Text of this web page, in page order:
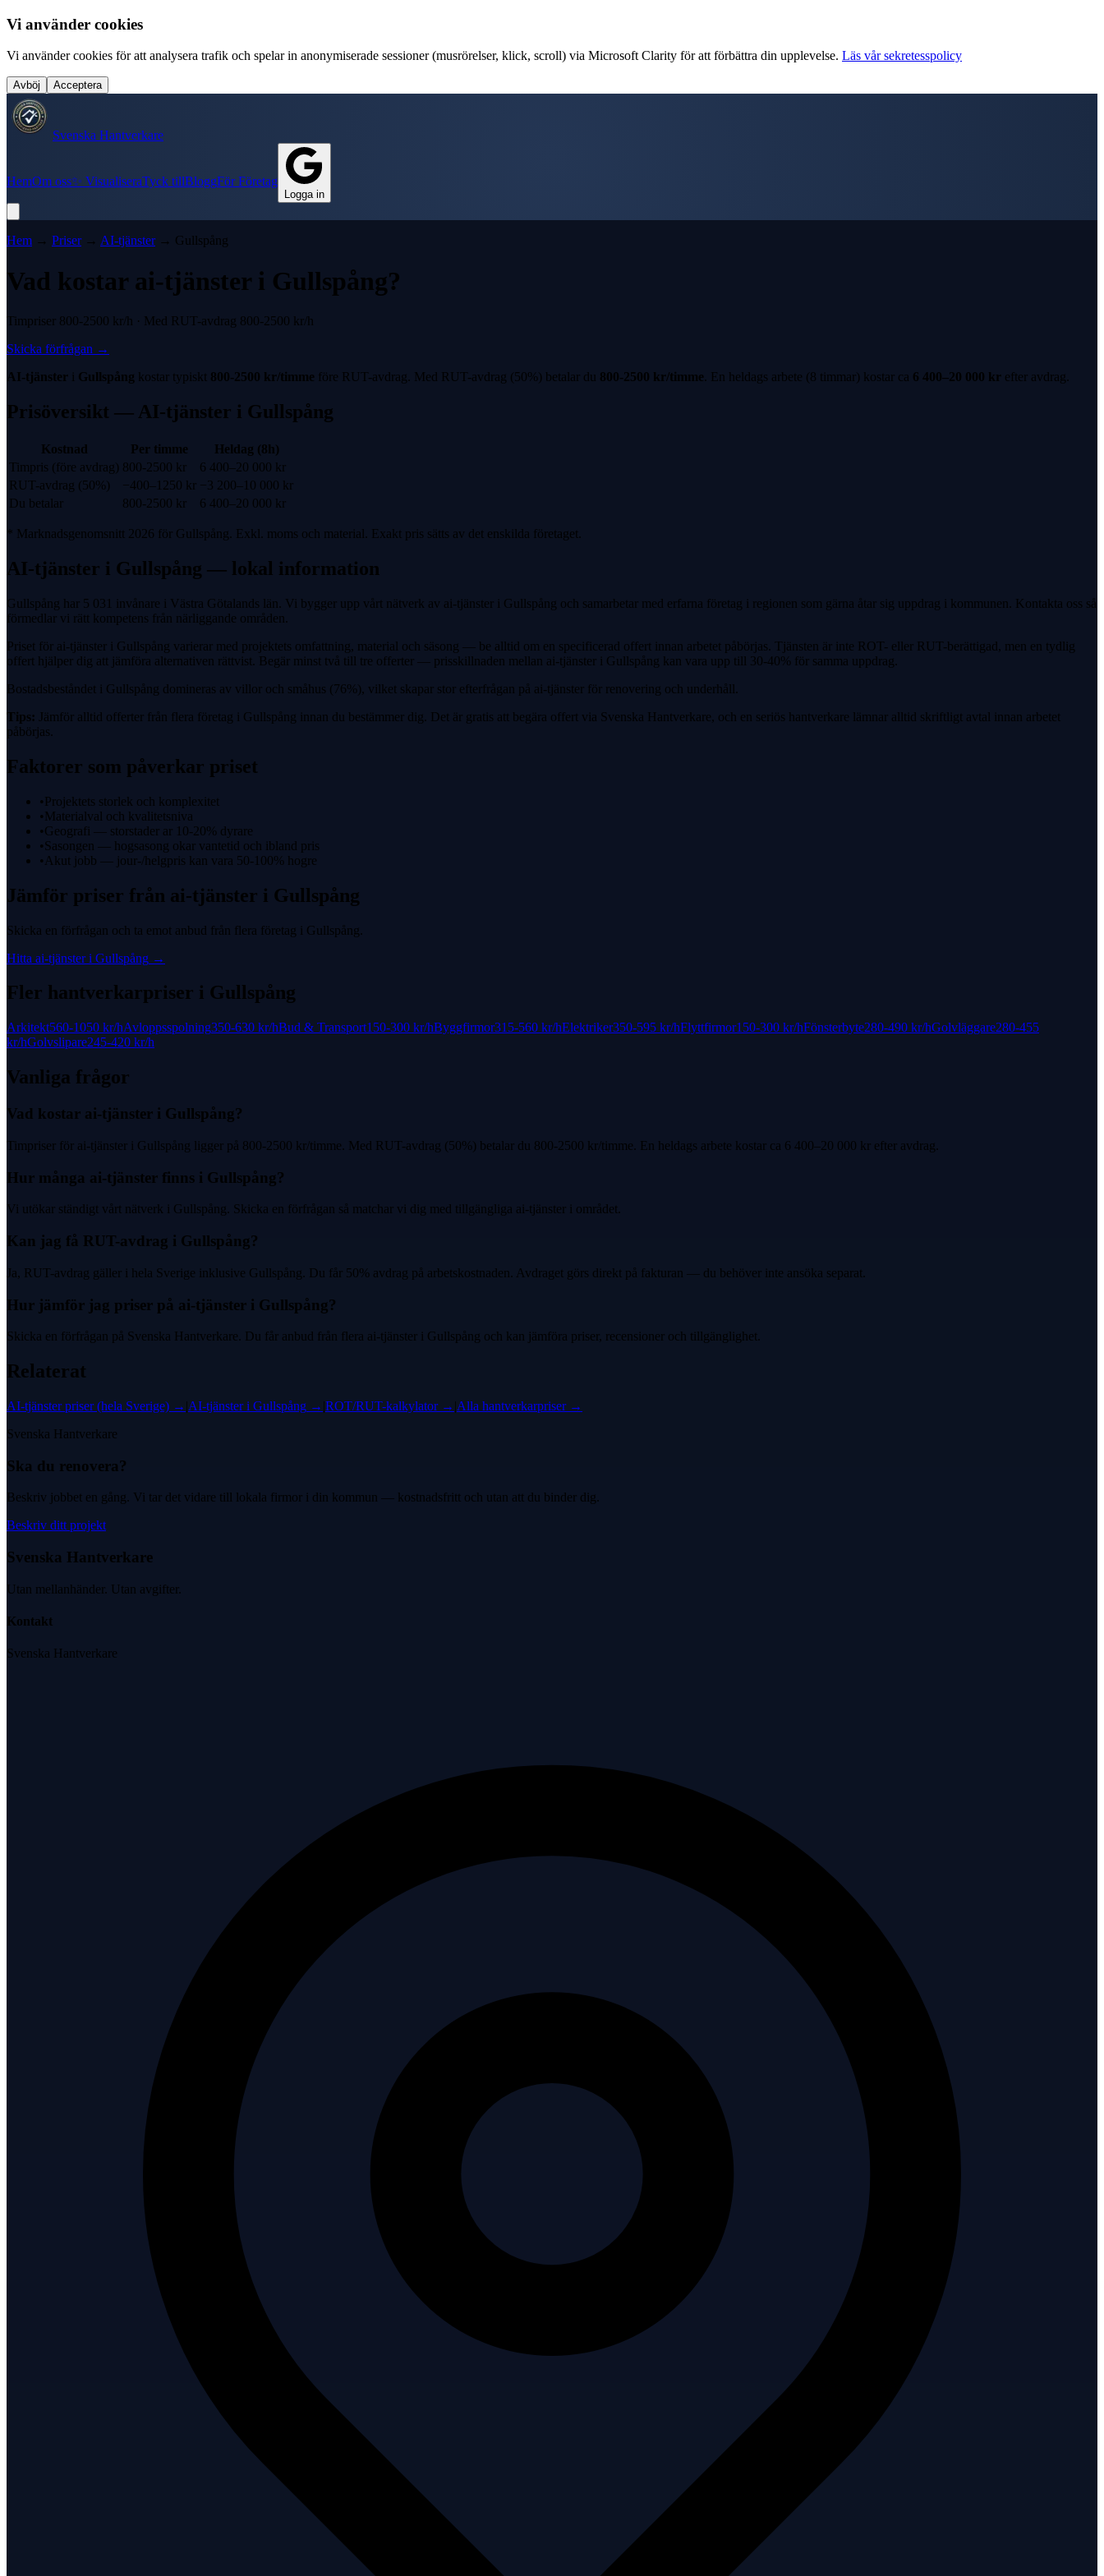
Vi använder cookies
Vi använder cookies för att analysera trafik och spelar in anonymiserade sessioner (musrörelser, klick, scroll) via Microsoft Clarity för att förbättra din upplevelse. Läs vår sekretesspolicy
Avböj Acceptera
Svenska Hantverkare
HemOm oss✨ VisualiseraTyck tillBloggFör Företag
Logga in
Hem → Priser→ AI-tjänster→ Gullspång
Vad kostar ai-tjänster i Gullspång?
Timpriser 800-2500 kr/h · Med RUT-avdrag 800-2500 kr/h
Skicka förfrågan →
AI-tjänster i Gullspång kostar typiskt 800-2500 kr/timme före RUT-avdrag. Med RUT-avdrag ( 50% ) betalar du 800-2500 kr/timme. En heldags arbete (8 timmar) kostar ca 6 400–20 000 kr efter avdrag.
Prisöversikt —AI-tjänster i Gullspång
Kostnad Per timme
Heldag (8h)
Timpris (före avdrag) 800-2500 kr 6 400–20 000 kr
RUT-avdrag ( 50% ) −400– 1250 kr −3 200– 10 000 kr
Du betalar
800-2500 kr 6 400–20 000 kr
* Marknadsgenomsnitt 2026 för Gullspång. Exkl. moms och material. Exakt pris sätts av det enskilda företaget.
AI-tjänster i Gullspång — lokal information
Gullspång har 5 031 invånare i Västra Götalands län. Vi bygger upp vårt nätverk av ai-tjänster i Gullspång och samarbetar med erfarna företag i regionen som gärna åtar sig uppdrag i kommunen. Kontakta oss så
förmedlar vi rätt kompetens från närliggande områden.
Priset för ai-tjänster i Gullspång varierar med projektets omfattning, material och säsong — be alltid om en specificerad offert innan arbetet påbörjas. Tjänsten är inte ROT- eller RUT-berättigad, men en tydlig
offert hjälper dig att jämföra alternativen rättvist. Begär minst två till tre offerter — prisskillnaden mellan ai-tjänster i Gullspång kan vara upp till 30-40% för samma uppdrag.
Bostadsbeståndet i Gullspång domineras av villor och småhus (76%), vilket skapar stor efterfrågan på ai-tjänster för renovering och underhåll.
Tips: Jämför alltid offerter från flera företag i Gullspång innan du bestämmer dig. Det är gratis att begära offert via Svenska Hantverkare, och en seriös hantverkare lämnar alltid skriftligt avtal innan arbetet
påbörjas.
Faktorer som påverkar priset
• Projektets storlek och komplexitet
• Materialval och kvalitetsniva
•Geografi — storstader ar 10-20% dyrare
•Sasongen — hogsasong okar vantetid och ibland pris
• Akut jobb — jour-/helgpris kan vara 50-100% hogre
Jämför priser från ai-tjänster i Gullspång
Skicka en förfrågan och ta emot anbud från flera företag i Gullspång.
Hitta ai-tjänsteri Gullspång →
Fler hantverkarpriser i Gullspång
Arkitekt560-1050 kr/hAvloppsspolning350-630 kr/hBud & Transport150-300 kr/hByggfirmor315-560 kr/hElektriker350-595 kr/hFlyttfirmor150-300 kr/hFönsterbyte280-490 kr/hGolvläggare280-455
kr/hGolvslipare245-420 kr/h
Vanliga frågor
Vad kostar ai-tjänster i Gullspång?
Timpriser för ai-tjänster i Gullspång ligger på 800-2500 kr/timme. Med RUT-avdrag (50%) betalar du 800-2500 kr/timme. En heldags arbete kostar ca 6 400–20 000 kr efter avdrag.
Hur många ai-tjänster finns i Gullspång?
Vi utökar ständigt vårt nätverk i Gullspång. Skicka en förfrågan så matchar vi dig med tillgängliga ai-tjänster i området.
Kan jag få RUT-avdrag i Gullspång?
Ja, RUT-avdrag gäller i hela Sverige inklusive Gullspång. Du får 50% avdrag på arbetskostnaden. Avdraget görs direkt på fakturan — du behöver inte ansöka separat.
Hur jämför jag priser på ai-tjänster i Gullspång?
Skicka en förfrågan på Svenska Hantverkare. Du får anbud från flera ai-tjänster i Gullspång och kan jämföra priser, recensioner och tillgänglighet.
Relaterat
AI-tjänsterpriser (hela Sverige) → |AI-tjänsteri Gullspång → |ROT/RUT-kalkylator → |Alla hantverkarpriser →
Svenska Hantverkare
Ska du renovera?
Beskriv jobbet en gång. Vi tar det vidare till lokala firmor i din kommun — kostnadsfritt och utan att du binder dig.
Beskriv ditt projekt
Svenska Hantverkare
Utan mellanhänder. Utan avgifter.
Kontakt
Svenska Hantverkare